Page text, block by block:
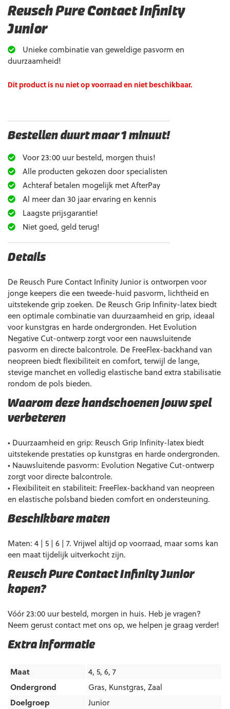
Reusch Pure Contact Infinity
Junior
Unieke combinatie van geweldige pasvorm en
duurzaamheid!
Dit product is nu niet op voorraad en niet beschikbaar.
Bestellen duurt maar 1 minuut!
Voor 23:00 uur besteld, morgen thuis!
Alle producten gekozen door specialisten
Achteraf betalen mogelijk met AfterPay
Al meer dan 30 jaar ervaring en kennis
Laagste prijsgarantie!
Niet goed, geld terug!
Extra informatie
Maat
4, 5, 6, 7
Ondergrond
Gras, Kunstgras, Zaal
Doelgroep
Junior
Details
De Reusch Pure Contact Infinity Junior is ontworpen voor
jonge keepers die een tweede-huid pasvorm, lichtheid en
uitstekende grip zoeken. De Reusch Grip Infinity-latex biedt
een optimale combinatie van duurzaamheid en grip, ideaal
voor kunstgras en harde ondergronden. Het Evolution
Negative Cut-ontwerp zorgt voor een nauwsluitende
pasvorm en directe balcontrole. De FreeFlex-backhand van
neopreen biedt flexibiliteit en comfort, terwijl de lange,
stevige manchet en volledig elastische band extra stabilisatie
rondom de pols bieden.
Waarom deze handschoenen jouw spel
verbeteren
• Duurzaamheid en grip: Reusch Grip Infinity-latex biedt
uitstekende prestaties op kunstgras en harde ondergronden.
• Nauwsluitende pasvorm: Evolution Negative Cut-ontwerp
zorgt voor directe balcontrole.
• Flexibiliteit en stabiliteit: FreeFlex-backhand van neopreen
en elastische polsband bieden comfort en ondersteuning.
Beschikbare maten
Maten: 4 | 5 | 6 | 7. Vrijwel altijd op voorraad, maar soms kan
een maat tijdelijk uitverkocht zijn.
Reusch Pure Contact Infinity Junior
kopen?
Vóór 23:00 uur besteld, morgen in huis. Heb je vragen?
Neem gerust contact met ons op, we helpen je graag verder!